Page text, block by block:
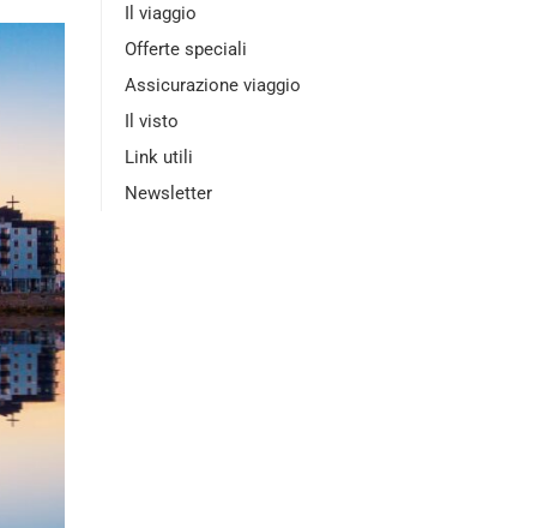
Il viaggio
Offerte speciali
Assicurazione viaggio
Il visto
Link utili
Newsletter